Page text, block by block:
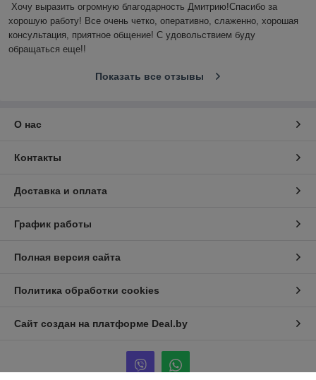
Хочу выразить огромную благодарность Дмитрию!Спасибо за
хорошую работу! Все очень четко, оперативно, слаженно, хорошая
консультация, приятное общение! С удовольствием буду
обращаться еще!!
Показать все отзывы
О нас
Контакты
Доставка и оплата
График работы
Полная версия сайта
Политика обработки cookies
Сайт создан на платформе Deal.by